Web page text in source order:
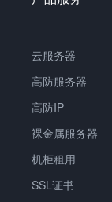
云服务器
高防服务器
高防IP
裸金属服务器
机柜租用
SSL证书